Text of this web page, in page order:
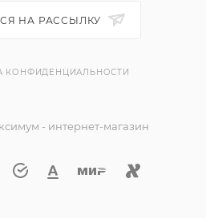
НА РАССЫЛКУ
КОНФИДЕНЦИАЛЬНОСТИ
- интернет-магазин